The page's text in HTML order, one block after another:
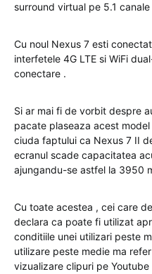
surround virtual pe 5.1 canale
Cu noul Nexus 7 esti
interfetele 4G LTE si WiFi
conectare .
Si ar mai fi de vorbit despre
pacate plaseaza acest
ciuda faptului ca Nexus 7 II
ecranul scade capacitatea
ajungandu-se astfel la 3950
Cu toate acestea , cei care
declara ca poate fi utilizat
conditiile unei utilizari peste
utilizare peste medie ma
vizualizare clipuri pe